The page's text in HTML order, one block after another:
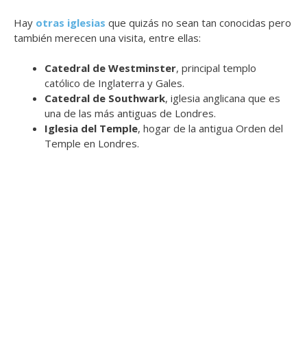
Hay otras iglesias que quizás no sean tan conocidas pero
también merecen una visita, entre ellas:
Catedral de Westminster, principal templo
católico de Inglaterra y Gales.
Catedral de Southwark, iglesia anglicana que es
una de las más antiguas de Londres.
Iglesia del Temple, hogar de la antigua Orden del
Temple en Londres.